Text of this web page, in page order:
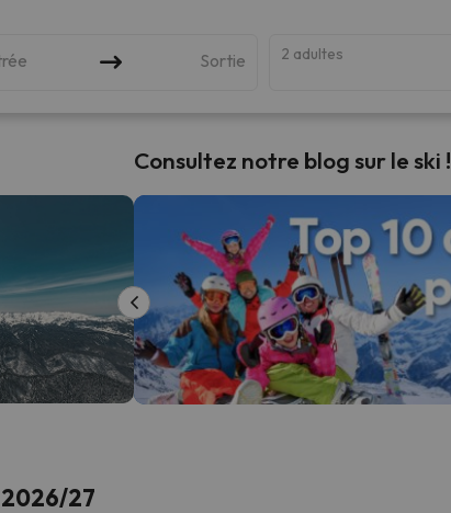
Sortie 2 adultes
à votre recherche. Essayez de modifier la destination.
Consultez notre blog sur le ski !
27